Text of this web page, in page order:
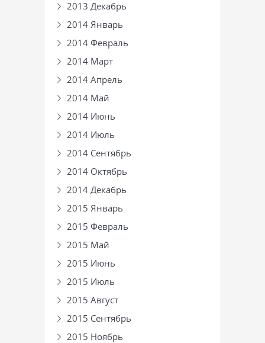
2013 Декабрь
2014 Январь
2014 Февраль
2014 Март
2014 Апрель
2014 Май
2014 Июнь
2014 Июль
2014 Сентябрь
2014 Октябрь
2014 Декабрь
2015 Январь
2015 Февраль
2015 Май
2015 Июнь
2015 Июль
2015 Август
2015 Сентябрь
2015 Ноябрь